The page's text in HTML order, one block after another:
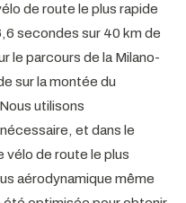
de route le plus rapide
secondes sur 40 km de
le parcours de la Milano-
sur la montée du
utilisons
et dans le
vélo de route le plus
aérodynamique même